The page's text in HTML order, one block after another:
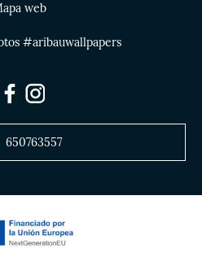
web
#aribauwallpapers
650763557